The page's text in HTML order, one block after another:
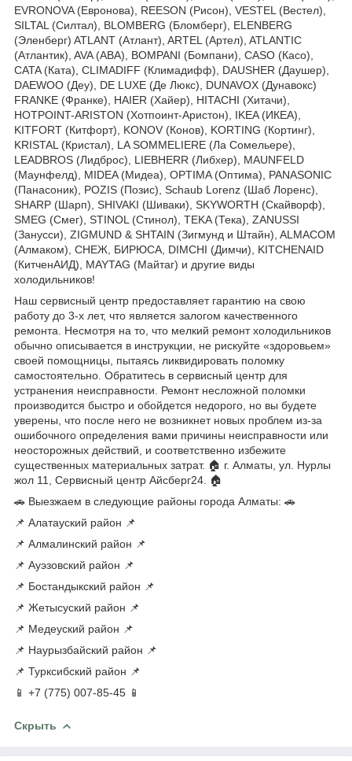
EVRONOVA (Евронова), REESON (Рисон), VESTEL (Вестел),
SILTAL (Силтал), BLOMBERG (Бломберг), ELENBERG
(Эленберг) ATLANT (Атлант), ARTEL (Артел), ATLANTIC
(Атлантик), AVA (АВА), BOMPANI (Бомпани), CASO (Касо),
CATA (Ката), CLIMADIFF (Климадифф), DAUSHER (Даушер),
DAEWOO (Деу), DE LUXE (Де Люкс), DUNAVOX (Дунавокс)
FRANKE (Франке), HAIER (Хайер), HITACHI (Хитачи),
HOTPOINT-ARISTON (Хотпоинт-Аристон), IKEA (ИКЕА),
KITFORT (Китфорт), KONOV (Конов), KORTING (Кортинг),
KRISTAL (Кристал), LA SOMMELIERE (Ла Сомельере),
LEADBROS (Лидброс), LIEBHERR (Либхер), MAUNFELD
(Маунфелд), MIDEA (Мидеа), OPTIMA (Оптима), PANASONIC
(Панасоник), POZIS (Позис), Schaub Lorenz (Шаб Лоренс),
SHARP (Шарп), SHIVAKI (Шиваки), SKYWORTH (Скайворф),
SMEG (Смег), STINOL (Стинол), TEKA (Тека), ZANUSSI
(Занусси), ZIGMUND & SHTAIN (Зигмунд и Штайн), ALMACOM
(Алмаком), СНЕЖ, БИРЮСА, DIMCHI (Димчи), KITCHENAID
(КитченАИД), MAYTAG (Майтаг) и другие виды
холодильников!
Наш сервисный центр предоставляет гарантию на свою
работу до 3-х лет, что является залогом качественного
ремонта. Несмотря на то, что мелкий ремонт холодильников
обычно описывается в инструкции, не рискуйте «здоровьем»
своей помощницы, пытаясь ликвидировать поломку
самостоятельно. Обратитесь в сервисный центр для
устранения неисправности. Ремонт несложной поломки
производится быстро и обойдется недорого, но вы будете
уверены, что после него не возникнет новых проблем из-за
ошибочного определения вами причины неисправности или
неосторожных действий, и соответственно избежите
существенных материальных затрат. 🏠 г. Алматы, ул. Нурлы
жол 11, Сервисный центр Айсберг24. 🏠
🚗 Выезжаем в следующие районы города Алматы: 🚗
📌 Алатауский район 📌
📌 Алмалинский район 📌
📌 Ауэзовский район 📌
📌 Бостандыкский район 📌
📌 Жетысуский район 📌
📌 Медеуский район 📌
📌 Наурызбайский район 📌
📌 Турксибский район 📌
📱 +7 (775) 007-85-45 📱
Скрыть